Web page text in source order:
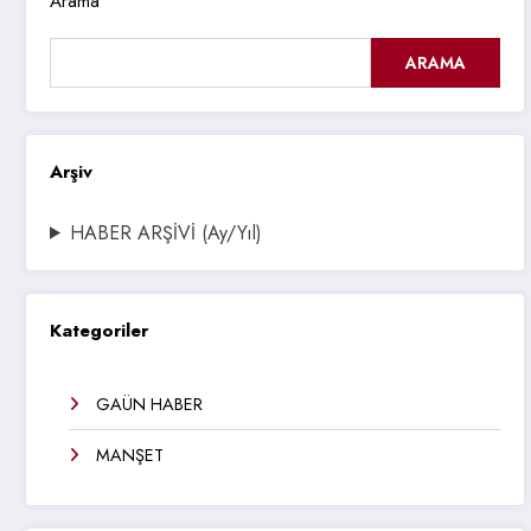
ARAMA
Arşiv
HABER ARŞİVİ (Ay/Yıl)
Kategoriler
GAÜN HABER
MANŞET